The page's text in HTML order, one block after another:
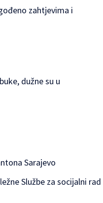
zahtjevima i
dužne su u
Sarajevo
Službe za socijalni rad